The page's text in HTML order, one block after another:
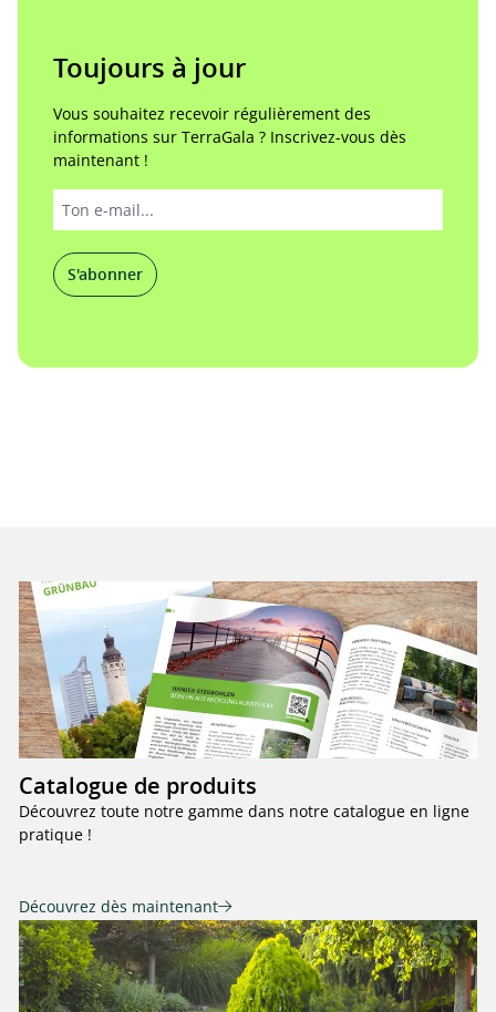
Toujours à jour
Vous souhaitez recevoir régulièrement des
informations sur TerraGala ? Inscrivez-vous dès
maintenant !
S'abonner
Catalogue de produits
Découvrez toute notre gamme dans notre catalogue en ligne
pratique !
Découvrez dès maintenant